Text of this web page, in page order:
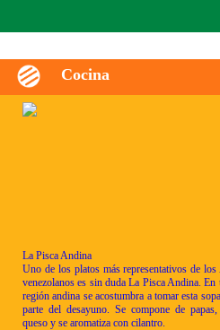
Cocina
La Pisca Andina
Uno de los platos más representativos de los
venezolanos es sin duda La Pisca Andina. En
región andina se acostumbra a tomar esta
parte del desayuno. Se compone de papas,
queso y se aromatiza con cilantro.